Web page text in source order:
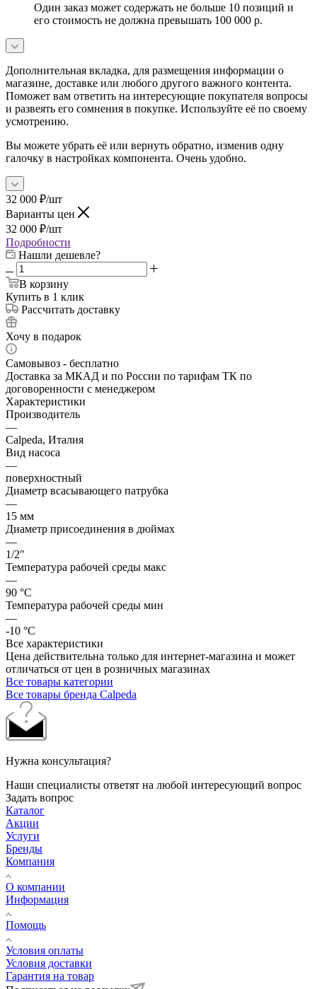
Один заказ может содержать не больше 10 позиций и
его стоимость не должна превышать 100 000 р.
Дополнительная вкладка, для размещения информации о
магазине, доставке или любого другого важного контента.
Поможет вам ответить на интересующие покупателя вопросы
и развеять его сомнения в покупке. Используйте её по своему
усмотрению.
Вы можете убрать её или вернуть обратно, изменив одну
галочку в настройках компонента. Очень удобно.
32 000 ₽/шт
Варианты цен
32 000 ₽/шт
Подробности
Нашли дешевле?
В корзину
Купить в 1 клик
Рассчитать доставку
Хочу в подарок
Самовывоз - бесплатно
Доставка за МКАД и по России по тарифам ТК по
договоренности с менеджером
Характеристики
Производитель
—
Calpeda, Италия
Вид насоса
—
поверхностный
Диаметр всасывающего патрубка
—
15 мм
Диаметр присоединения в дюймах
—
1/2″
Температура рабочей среды макс
—
90 °С
Температура рабочей среды мин
—
-10 °С
Все характеристики
Цена действительна только для интернет-магазина и может
отличаться от цен в розничных магазинах
Все товары категории
Все товары бренда Calpeda
Нужна консультация?
Наши специалисты ответят на любой интересующий вопрос
Задать вопрос
Каталог
Акции
Услуги
Бренды
Компания
О компании
Информация
Помощь
Условия оплаты
Условия доставки
Гарантия на товар